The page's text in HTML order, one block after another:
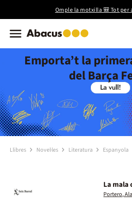
Omple la motxilla 🎒 Tot per
Emporta’t la
del Barça
Llibres Novel·les Literatura Espanyola
La mala
Portero,